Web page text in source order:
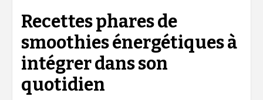
Recettes phares de
smoothies énergétiques à
intégrer dans son
quotidien